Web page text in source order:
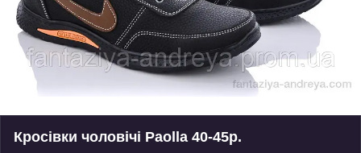
Кросівки чоловічі Paolla 40-45р.